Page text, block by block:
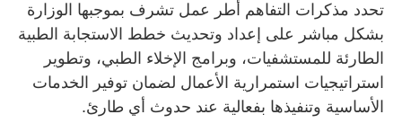
تحدد مذكرات التفاهم أطر عمل تشرف بموجبها الوزارة
بشكل مباشر على إعداد وتحديث خطط الاستجابة الطبية
الطارئة للمستشفيات، وبرامج الإخلاء الطبي، وتطوير
استراتيجيات استمرارية الأعمال لضمان توفير الخدمات
الأساسية وتنفيذها بفعالية عند حدوث أي طارئ.